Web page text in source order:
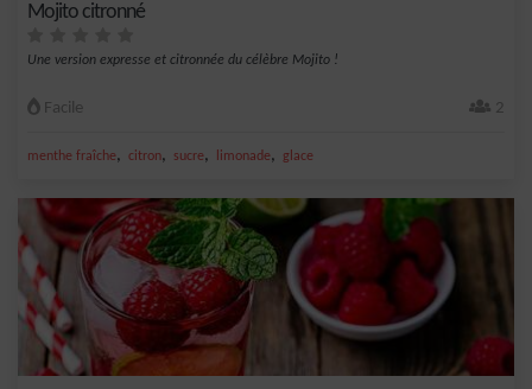
Mojito citronné
Une version expresse et citronnée du célèbre Mojito !
Facile 2
menthe fraîche, citron, sucre, limonade, glace